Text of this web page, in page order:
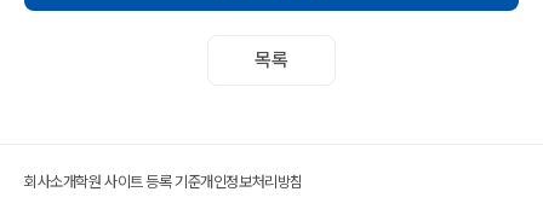
목록
회사소개학원 사이트 등록 기준개인정보처리방침